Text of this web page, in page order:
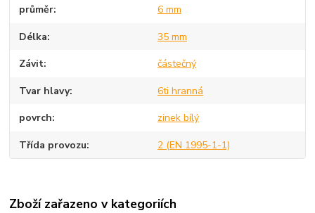
průměr 6 mm
Délka 35 mm
Závit částečný
Tvar hlavy 6ti hranná
povrch zinek bílý
Třída provozu 2 (EN 1995-1-1)
Zboží zařazeno v kategoriích